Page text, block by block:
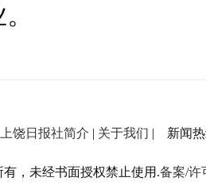
上饶日报社简介 | 关于我们 | 新闻热
有，未经书面授权禁止使用.备案/许